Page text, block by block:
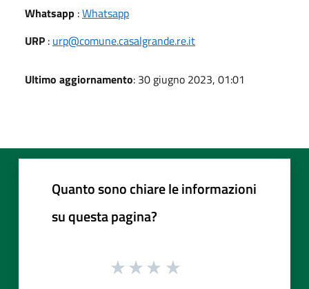
Whatsapp :Whatsapp
URP : urp@comune.casalgrande.re.it
Ultimo aggiornamento: 30 giugno 2023, 01:01
Quanto sono chiare le informazioni
su questa pagina?